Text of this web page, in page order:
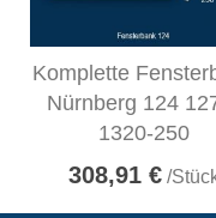
Komplette
Nürnberg 124
1320-250
308,91 €/